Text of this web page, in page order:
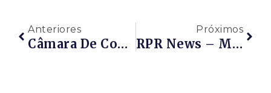
Anteriores
Câmara De Comércio Brasil-Alemanha Abre Oportunidades Para Cursos De Capacitação Sobre Energia
Próximos
RPR News – Ministério Da Infraestrutura Assina Contrato De Adesão Do Terminal Da GNA No Porto Do Açu